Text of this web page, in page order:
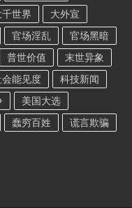
千世界
大外宣
官场淫乱
官场黑暗
普世价值
末世异象
会能见度
科技新闻
美国大选
蠢穷百姓
谎言欺骗